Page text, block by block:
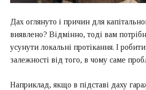
Дах оглянуто і причин для
виявлено? Відмінно, тоді вам
усунути локальні протікання. І
залежності від того, в чому саме
Наприклад, якщо в підставі даху